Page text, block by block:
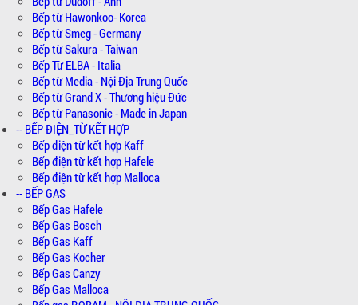
Bếp từ Hawonkoo- Korea
Bếp từ Smeg - Germany
Bếp từ Sakura - Taiwan
Bếp Từ ELBA - Italia
Bếp từ Media - Nội Địa Trung Quốc
Bếp từ Grand X - Thương hiệu Đức
Bếp từ Panasonic - Made in Japan
-- BẾP ĐIỆN_TỪ KẾT HỢP
Bếp điện từ kết hợp Kaff
Bếp điện từ kết hợp Hafele
Bếp điện từ kết hợp Malloca
-- BẾP GAS
Bếp Gas Hafele
Bếp Gas Bosch
Bếp Gas Kaff
Bếp Gas Kocher
Bếp Gas Canzy
Bếp Gas Malloca